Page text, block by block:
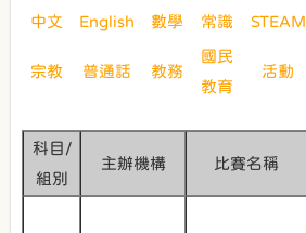
中文 English 數學 常識 STEAM
宗教 普通話 教務
國民
教育
活動
科目/
組別
主辦機構 比賽名稱